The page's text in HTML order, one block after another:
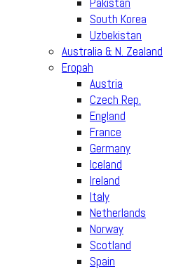
South Korea
Uzbekistan
Australia & N. Zealand
Eropah
Austria
Czech Rep.
England
France
Germany
Iceland
Ireland
Italy
Netherlands
Norway
Scotland
Spain